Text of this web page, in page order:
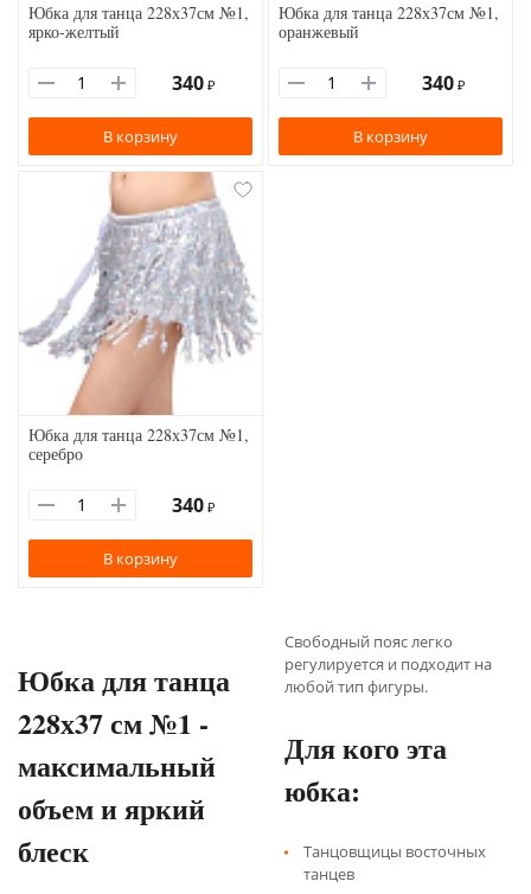
Юбка для танца 228х37см №1,
ярко-желтый
340 ₽
В корзину
Юбка для танца 228х37см №1,
оранжевый
340 ₽
В корзину
Юбка для танца 228х37см №1,
серебро
340 ₽
В корзину
Юбка для танца
228х37 см №1 -
максимальный
объем и яркий
блеск
Свободный пояс легко
регулируется и подходит на
любой тип фигуры.
Для кого эта
юбка:
Танцовщицы восточных
танцев